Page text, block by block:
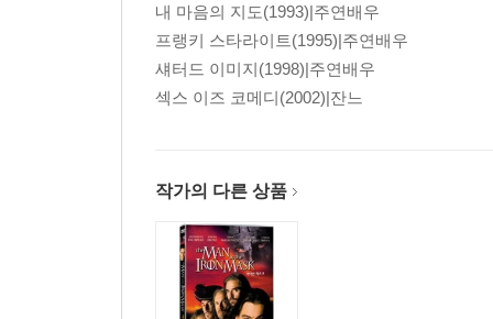
내 마음의 지도(1993)|주연배우
프랭키 스타라이트(1995)|주연배우
섀터드 이미지(1998)|주연배우
섹스 이즈 코메디(2002)|잔느
작가의 다른 상품